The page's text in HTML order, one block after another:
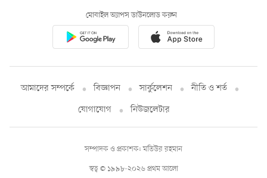
মোবাইল অ্যাপস ডাউনলোড করুন
আমাদের সম্পর্কে বিজ্ঞাপন সার্কুলেশন
নীতি ও শর্ত
যোগাযোগ
নিউজলেটার
স্বত্ব © ১৯৯৮-২০২৬ প্রথম আলো
সম্পাদক ও প্রকাশক: মতিউর রহমান